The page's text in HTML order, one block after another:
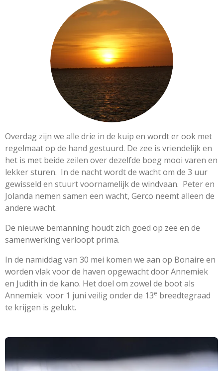
Overdag zijn we alle drie in de kuip en wordt er ook met
regelmaat op de hand gestuurd. De zee is vriendelijk en
het is met beide zeilen over dezelfde boeg mooi varen en
lekker sturen. In de nacht wordt de wacht om de 3 uur
gewisseld en stuurt voornamelijk de windvaan. Peter en
Jolanda nemen samen een wacht, Gerco neemt alleen de
andere wacht.
De nieuwe bemanning houdt zich goed op zee en de
samenwerking verloopt prima.
In de namiddag van 30 mei komen we aan op Bonaire en
worden vlak voor de haven opgewacht door Annemiek
en Judith in de kano. Het doel om zowel de boot als
Annemiek voor 1 juni veilig onder de 13e breedtegraad
te krijgen is gelukt.